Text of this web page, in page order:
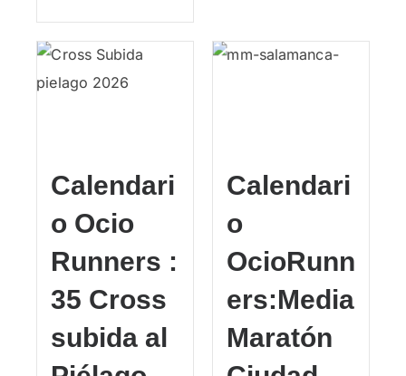
Calendari
o Ocio
Runners :
35 Cross
subida al
Calendari
o
OcioRunn
ers:Media
Maratón